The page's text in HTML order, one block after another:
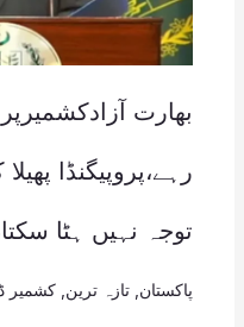
بھارت
رہے،پروپیگنڈا
توجہ نہیں ہٹا
پاکستان تازہ ترین کشمیر